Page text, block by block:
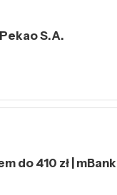
S.A.
do 410 zł | mBank